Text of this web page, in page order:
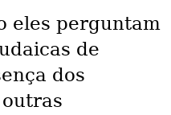
eles perguntam
de
dos